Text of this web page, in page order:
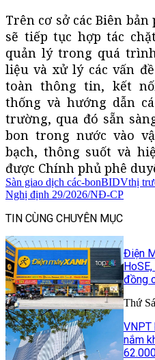
Trên cơ sở các Biên
sẽ tiếp tục hợp tác
quản lý trong quá
liệu và xử lý các vấn
toàn thông tin, kết
thống và hướng dẫn
trường, qua đó sẵn
bon trong nước vào
bạch, thông suốt và
được Chính phủ phê
Sàn giao dịch các-bonBIDVthị
Nghị định 29/2026/NĐ-CP
TIN CÙNG CHUYÊN MỤC
Điện
đồng
Thứ
VNPT
nắm